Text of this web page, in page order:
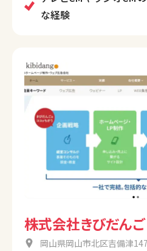
な経験
株式会社きびだんご
岡山県岡山市北区吉備津